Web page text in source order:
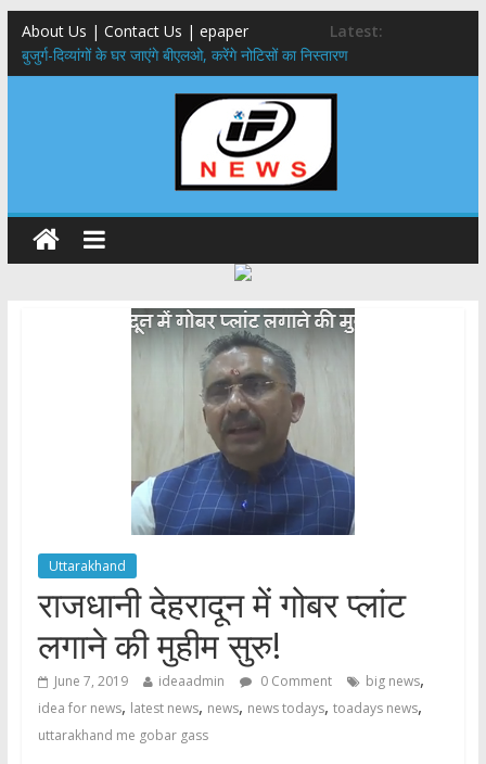
About Us | Contact Us | epaper
Latest:
बुजुर्ग-दिव्यांगों के घर जाएंगे बीएलओ, करेंगे नोटिसों का निस्तारण
24×7 अलर्ट मोड में रहें अधिकारी-मुख्य सचिव मानसून-एसईओसी से मुख्य सचिव ने
की विस्तृत समीक्षा कहा-बंद सड़कों को शीघ्र खोला जाए, लोगों को न हो दिक्कत
459 करोड़ से एचएनबी गढ़वाल विश्वविद्यालय में अनुसंधान संरचना होगी सुदृढ,उच्च
शिक्षा मंत्री धन सिंह रावत ने नवनियुक्त केन्द्रीय शिक्षा मंत्री से की मुलाकात
मुख्यमंत्री से महानिदेशक एनसीसी ने की शिष्टाचार भेंट,उत्तराखण्ड में एनसीसी के
विस्तार एवं आधुनिक आधारभूत संरचना के विकास पर हुई महत्वपूर्ण चर्चा
एमडीडीए बोर्ड बैठक, देहरादून और मसूरी के विकास के लिए 25 बड़े प्रस्तावों को मिली
हरी झंडी
Uttarakhand
राजधानी देहरादून में गोबर प्लांट
लगाने की मुहीम सुरु!
June 7, 2019 ideaadmin 0 Comment big news,
idea for news, latest news, news, news todays, toadays news,
uttarakhand me gobar gass